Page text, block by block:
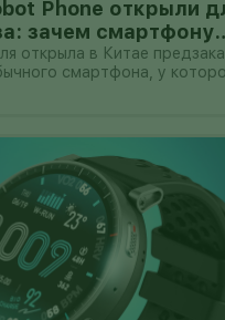
Phone открыли
зачем смартфону
роботизированной
открыла в Китае
смартфона, у